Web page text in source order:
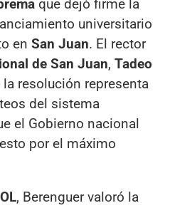
que dejó firme la
universitario
en San Juan. El rector
de San Juan, Tadeo
la resolución representa
del sistema
el Gobierno nacional
por el máximo
, Berenguer valoró la